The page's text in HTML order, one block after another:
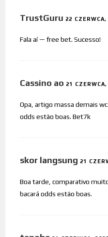
TrustGuru 22 CZERWCA,
Fala aí — free bet. Sucesso!
Cassino ao 21
Opa, artigo massa demais
odds estão boas. Bet7k
skor langsung 21
Boa tarde, comparativo
bacará odds estão boas.